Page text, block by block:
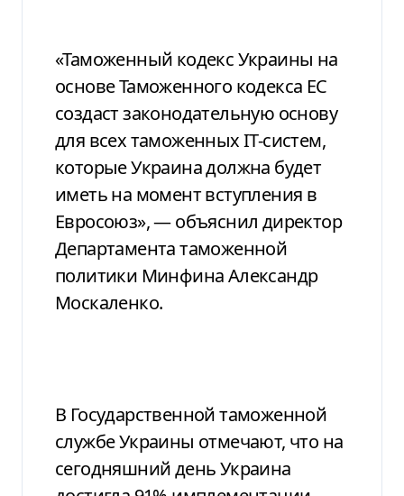
«Таможенный кодекс Украины на
основе Таможенного кодекса ЕС
создаст законодательную основу
для всех таможенных ІТ-систем,
которые Украина должна будет
иметь на момент вступления в
Евросоюз», — объяснил директор
Департамента таможенной
политики Минфина Александр
Москаленко.
В Государственной таможенной
службе Украины отмечают, что на
сегодняшний день Украина